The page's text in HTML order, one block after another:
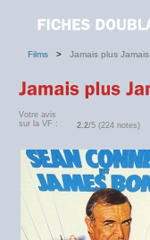
Films > Jamais plus Jamais
Votre avis
sur la VF :
2.2/5 (224 notes)